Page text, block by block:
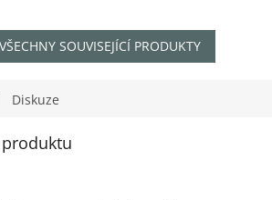
SOUVISEJÍCÍ PRODUKTY
Diskuze